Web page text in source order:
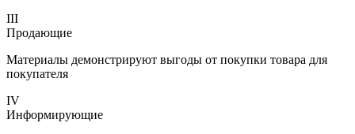
III
Продающие
Материалы демонстрируют выгоды от покупки товара для
покупателя
IV
Информирующие